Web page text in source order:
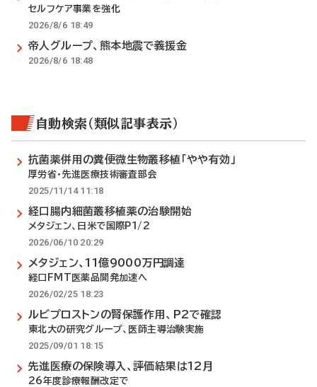
セルフケア事業を強化
2026/8/6 18:49
帝人グループ、熊本地震で義援金
2026/8/6 18:48
自動検索（類似記事表示）
抗菌薬併用の糞便微生物叢移植「やや有効」
厚労省・先進医療技術審査部会
2025/11/14 11:18
経口腸内細菌叢移植薬の治験開始
メタジェン、日米で国際P1/2
2026/06/10 20:29
メタジェン、11億9000万円調達
経口FMT医薬品開発加速へ
2026/02/25 18:23
ルビプロストンの腎保護作用、P2で確認
東北大の研究グループ、医師主導治験実施
2025/09/01 18:15
先進医療の保険導入、評価結果は12月
26年度診療報酬改定で